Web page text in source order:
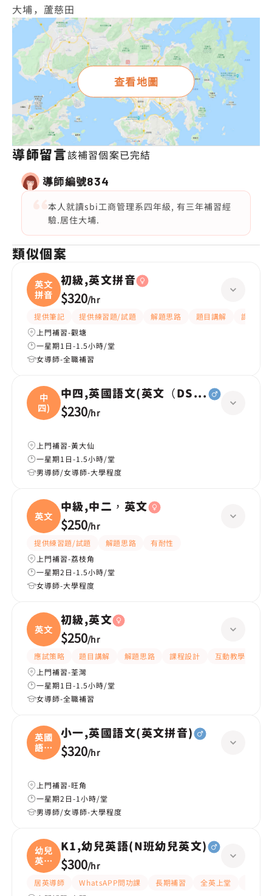
大埔，蘆慈田
查看地圖
導師留言該補習個案已完結
導師編號834
本人就讀sbi工商管理系四年級, 有三年補習經
驗.居住大埔.
類似個案
英文
拼音
初級,英文拼音
$320/hr
提供筆記 提供練習題/試題 解題思路 題目講解
課程設計
上門補習-觀塘
一星期1日-1.5小時/堂
女導師-全職補習
中
四)
中四,英國語文(英文（DSE所有範疇）
$230/hr
上門補習-黃大仙
一星期1日-1.5小時/堂
男導師/女導師-大學程度
英文
中級,中二，英文
$250/hr
提供練習題/試題 解題思路
有耐性
上門補習-荔枝角
一星期2日-1.5小時/堂
女導師-大學程度
英文
初級,英文
$250/hr
應試策略 題目講解 解題思路 課程設計 互動教學
上門補習-荃灣
一星期1日-1.5小時/堂
女導師-全職補習
英國
語文
(
小一,英國語文(英文拼音)
$320/hr
上門補習-旺角
一星期2日-1小時/堂
男導師/女導師-大學程度
幼兒
英語
(
K1,幼兒英語(N班幼兒英文)
$300/hr
居英導師 WhatsAPP問功課 長期補習 全英上堂